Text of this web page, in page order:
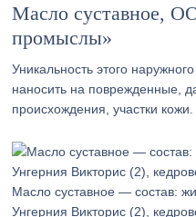
Масло суставное,
промыслы»
Уникальность этого
наносить на поврежденные,
происхождения, участки кожи.
Масло суставное — состав:
Унгерния Викторис (2),